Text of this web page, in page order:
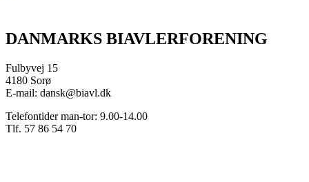
DANMARKS BIAVLERFORENING
Fulbyvej 15
4180 Sorø
E-mail: dansk@biavl.dk
Telefontider man-tor: 9.00-14.00
Tlf. 57 86 54 70